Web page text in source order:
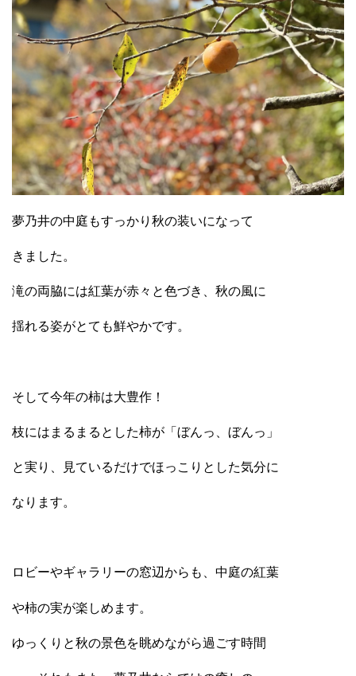
夢乃井の中庭もすっかり秋の装いになって
きました。
滝の両脇には紅葉が赤々と色づき、秋の風に
揺れる姿がとても鮮やかです。
そして今年の柿は大豊作！
枝にはまるまるとした柿が「ぼんっ、ぼんっ」
と実り、見ているだけでほっこりとした気分に
なります。
ロビーやギャラリーの窓辺からも、中庭の紅葉
や柿の実が楽しめます。
ゆっくりと秋の景色を眺めながら過ごす時間